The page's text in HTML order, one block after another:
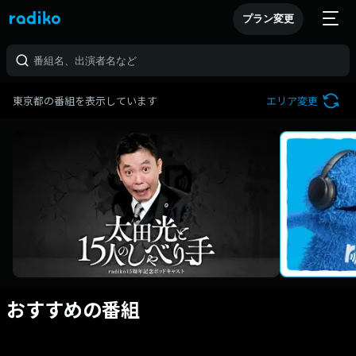
プラン変更
東京都の番組を表示しています エリア変更
おすすめの番組